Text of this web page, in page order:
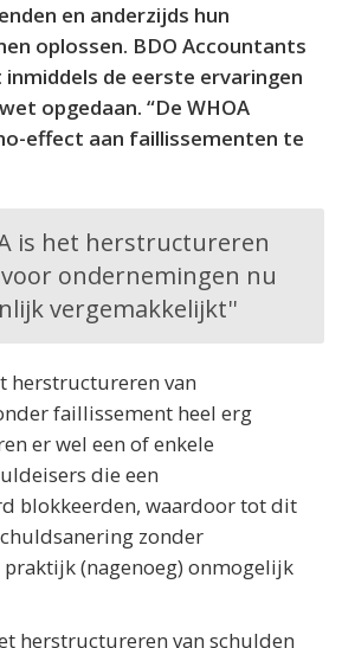
en anderzijds hun
oplossen. BDO Accountants
de eerste ervaringen
opgedaan. “De WHOA
effect aan faillissementen te
is het herstructureren
ondernemingen nu
vergemakkelijkt''
herstructureren van
faillissement heel erg
er wel een of enkele
die een
blokkeerden, waardoor tot dit
zonder
(nagenoeg) onmogelijk
herstructureren van schulden